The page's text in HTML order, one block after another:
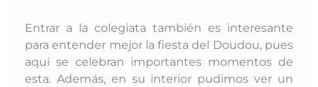
Entrar a la colegiata también es interesante
para entender mejor la fiesta del Doudou, pues
aquí se celebran importantes momentos de
esta. Además, en su interior pudimos ver un